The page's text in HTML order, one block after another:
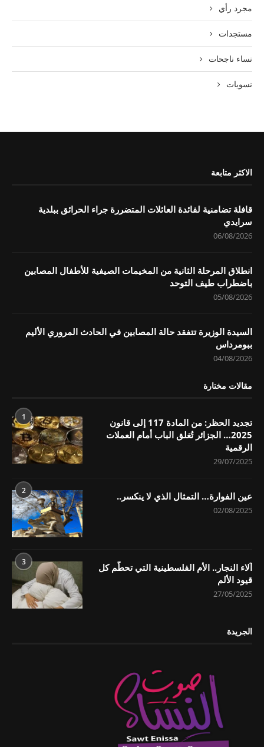
مجرد رأي
مستجدات
نساء ناجحات
نسويات
الاكثر متابعة
قافلة تضامنية لفائدة العائلات المتضررة جراء الحرائق ببلدية
سرايدي
06/08/2026
انطلاق المرحلة الثانية من المخيمات الصيفية للأطفال المصابين
باضطراب طيف التوحد
05/08/2026
السيدة الوزيرة تتفقد حالة المصابين في الحادث المروري الأليم
ببومرداس
04/08/2026
مقالات مختارة
1
تجديد الحظر: من المادة 117 إلى قانون
2025… الجزائر تُغلق الباب أمام العملات
الرقمية
29/07/2025
2 عين الفوارة… التمثال الذي لا ينكسر..
02/08/2025
3
آلاء النجار.. الأم الفلسطينية التي تحطّم كل
قيود الألم
27/05/2025
الجريدة